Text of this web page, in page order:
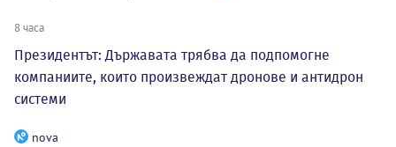
8 часа
Президентът: Държавата трябва да подпомогне
компаниите, които произвеждат дронове и антидрон
системи
nova